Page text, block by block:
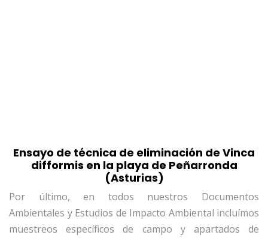
Ensayo de técnica de eliminación de Vinca
difformis en la playa de Peñarronda
(Asturias)
Por último, en todos nuestros Documentos
Ambientales y Estudios de Impacto Ambiental incluímos
muestreos específicos de campo y apartados de